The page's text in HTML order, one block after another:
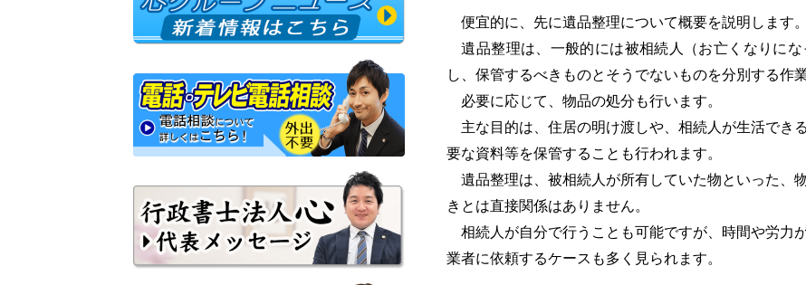
便宜的に、先に遺品整理について概要を説明します。
遺品整理は、一般的には被相続人（お亡くなりに
し、保管するべきものとそうでないものを分別する作
必要に応じて、物品の処分も行います。
主な目的は、住居の明け渡しや、相続人が生活でき
要な資料等を保管することも行われます。
遺品整理は、被相続人が所有していた物といった、
きとは直接関係はありません。
相続人が自分で行うことも可能ですが、時間や労力
業者に依頼するケースも多く見られます。